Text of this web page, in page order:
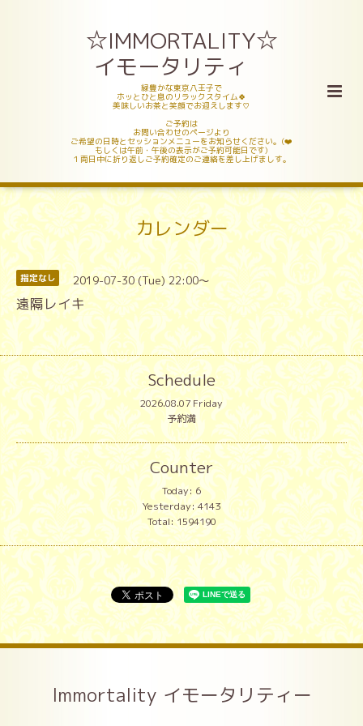
☆IMMORTALITY☆
イモータリティ
緑豊かな東京八王子で
ホッとひと息のリラックスタイム🍀
美味しいお茶と笑顔でお迎えします♡
ご予約は
お問い合わせのページより
ご希望の日時とセッションメニューをお知らせください。(❤️
もしくは午前・午後の表示がご予約可能日です)
１両日中に折り返しご予約確定のご連絡を差し上げましす。
カレンダー
指定なし 2019-07-30 (Tue) 22:00～
遠隔レイキ
Schedule
2026.08.07 Friday
予約満
Counter
Today: 6
Yesterday:4143
Total:1594190
Immortality イモータリティー